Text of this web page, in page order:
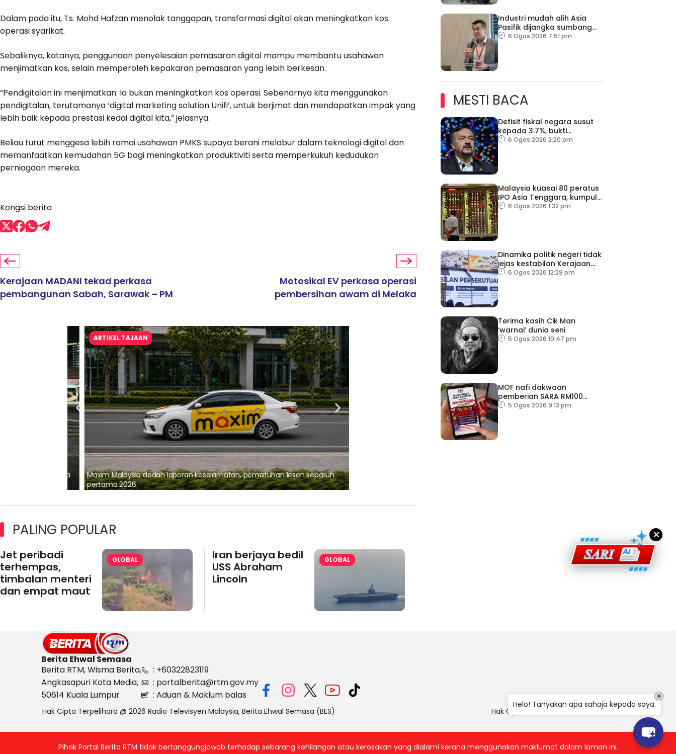
Dalam pada itu, Ts. Mohd Hafzan menolak tanggapan, transformasi digital akan meningkatkan kos
operasi syarikat.
Sebaliknya, katanya, penggunaan penyelesaian pemasaran digital mampu membantu usahawan
menjimatkan kos, selain memperoleh kepakaran pemasaran yang lebih berkesan.
“Pendigitalan ini menjimatkan. Ia bukan meningkatkan kos operasi. Sebenarnya kita menggunakan
pendigitalan, terutamanya ‘digital marketing solution Unifi’, untuk berjimat dan mendapatkan impak yang
lebih baik kepada prestasi kedai digital kita,” jelasnya.
Beliau turut menggesa lebih ramai usahawan PMKS supaya berani melabur dalam teknologi digital dan
memanfaatkan kemudahan 5G bagi meningkatkan produktiviti serta memperkukuh kedudukan
perniagaan mereka.
Kongsi berita
Kerajaan MADANI tekad perkasa
pembangunan Sabah, Sarawak – PM
Motosikal EV perkasa operasi
pembersihan awam di Melaka
ARTIKEL TAJAAN
Maxim Malaysia dedah laporan keselamatan, pematuhan lesen separuh
pertama 2026
PALING POPULAR
Jet peribadi
terhempas,
timbalan menteri
dan empat maut
GLOBAL
Iran berjaya bedil
USS Abraham
Lincoln
GLOBAL
Industri mudah alih Asia
Pasifik dijangka sumbang
AS$1.4 trilion menjelang
6 Ogos 2026 7:51 pm
MESTI BACA
Defisit fiskal negara susut
kepada 3.7%, bukti
keyakinan pelabur masih
6 Ogos 2026 2:20 pm
Malaysia kuasai 80 peratus
IPO Asia Tenggara, kumpul
AS$1.4 bilion separuh
6 Ogos 2026 1:32 pm
Dinamika politik negeri tidak
jejas kestabilan Kerajaan
Perpaduan Persekutuan –
6 Ogos 2026 12:29 pm
Terima kasih Cik Man
‘warnai’ dunia seni
5 Ogos 2026 10:47 pm
MOF nafi dakwaan
pemberian SARA RM100
sempena Hari Kebangsaan
5 Ogos 2026 9:13 pm
×
Berita Ehwal Semasa
Berita RTM, Wisma Berita,
Angkasapuri Kota Media,
50614 Kuala Lumpur
: +60322823119
: portalberita@rtm.gov.my
: Aduan & Maklum balas
Hak Cipta Terpelihara @ 2026 Radio Televisyen Malaysia, Berita Ehwal Semasa (BES) Hak Cipta Penafian Polisi Keselamatan
Pihak Portal Berita RTM tidak bertanggungjawab terhadap sebarang kehilangan atau kerosakan yang dialami kerana menggunakan maklumat dalam laman ini.
Helo! Tanyakan apa sahaja kepada saya.
×